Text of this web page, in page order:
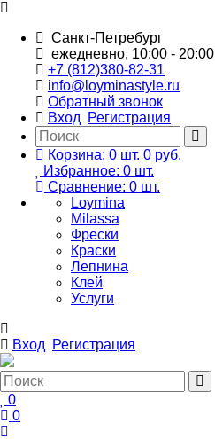
Санкт-Петребург
ежедневно, 10:00 - 20:00
+7 (812)380-82-31
info@loyminastyle.ru
Обратный звонок
Вход
Регистрация
Корзина: 0 шт. 0 руб.
Избранное: 0 шт.
Сравнение: 0 шт.
Loymina
Milassa
Фрески
Краски
Лепнина
Клей
Услуги
Вход Регистрация
0
0